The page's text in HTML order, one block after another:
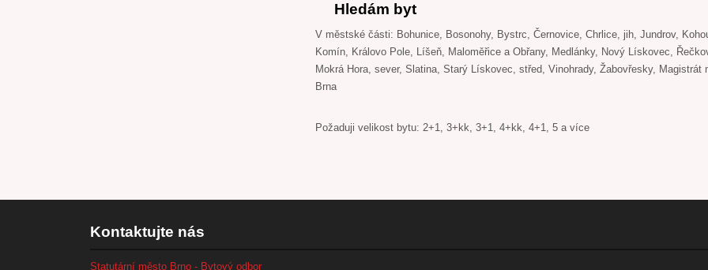
Hledám byt
V městské části: Bohunice, Bosonohy, Bystrc, Černovice, Chrlice, jih, Jundrov,
Komín, Královo Pole, Líšeň, Maloměřice a Obřany, Medlánky, Nový Lískovec,
Mokrá Hora, sever, Slatina, Starý Lískovec, střed, Vinohrady, Žabovřesky, Magistrát
Brna
Požaduji velikost bytu: 2+1, 3+kk, 3+1, 4+kk, 4+1, 5 a více
Kontaktujte nás
Statutární město Brno - Bytový odbor